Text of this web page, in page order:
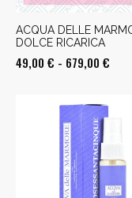
ACQUA DELLE
DOLCE RICARICA
49,00 € - 679,00 €
a